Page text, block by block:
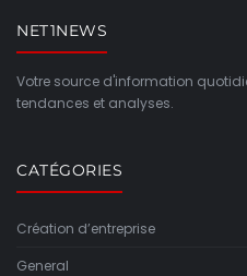
NET1NEWS
Votre source d'information
tendances et analyses.
CATÉGORIES
Création d’entreprise
General